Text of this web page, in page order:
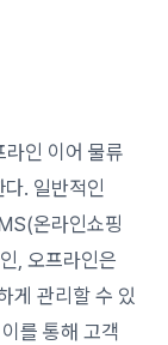
라인 이어 물류
. 일반적인
온라인쇼핑
, 오프라인은
게 관리할 수 있
를 통해 고객